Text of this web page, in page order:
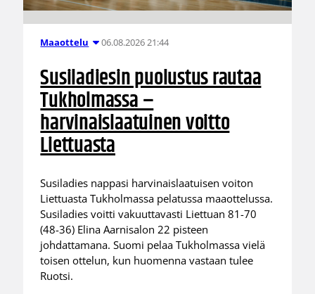
Maaottelu 06.08.2026 21:44
Susiladiesin puolustus rautaa
Tukholmassa –
harvinaislaatuinen voitto
Liettuasta
Susiladies nappasi harvinaislaatuisen voiton
Liettuasta Tukholmassa pelatussa maaottelussa.
Susiladies voitti vakuuttavasti Liettuan 81-70
(48-36) Elina Aarnisalon 22 pisteen
johdattamana. Suomi pelaa Tukholmassa vielä
toisen ottelun, kun huomenna vastaan tulee
Ruotsi.